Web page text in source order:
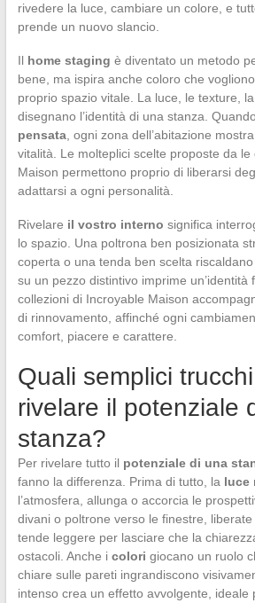
rivedere la luce, cambiare un colore, e
prende un nuovo slancio.
Il home staging è diventato un metodo
bene, ma ispira anche coloro che
proprio spazio vitale. La luce, le texture,
disegnano l’identità di una stanza.
pensata, ogni zona dell’abitazione
vitalità. Le molteplici scelte proposte da
Maison permettono proprio di liberarsi
adattarsi a ogni personalità.
Rivelare il vostro interno significa
lo spazio. Una poltrona ben posizionata
coperta o una tenda ben scelta riscaldano
su un pezzo distintivo imprime un’identità
collezioni di Incroyable Maison
di rinnovamento, affinché ogni
comfort, piacere e carattere.
Quali semplici
rivelare il potenziale
stanza?
Per rivelare tutto il potenziale di una
fanno la differenza. Prima di tutto, la luce
l’atmosfera, allunga o accorcia le
divani o poltrone verso le finestre,
tende leggere per lasciare che la
ostacoli. Anche i colori giocano un ruolo
chiare sulle pareti ingrandiscono
intenso crea un effetto avvolgente, ideale